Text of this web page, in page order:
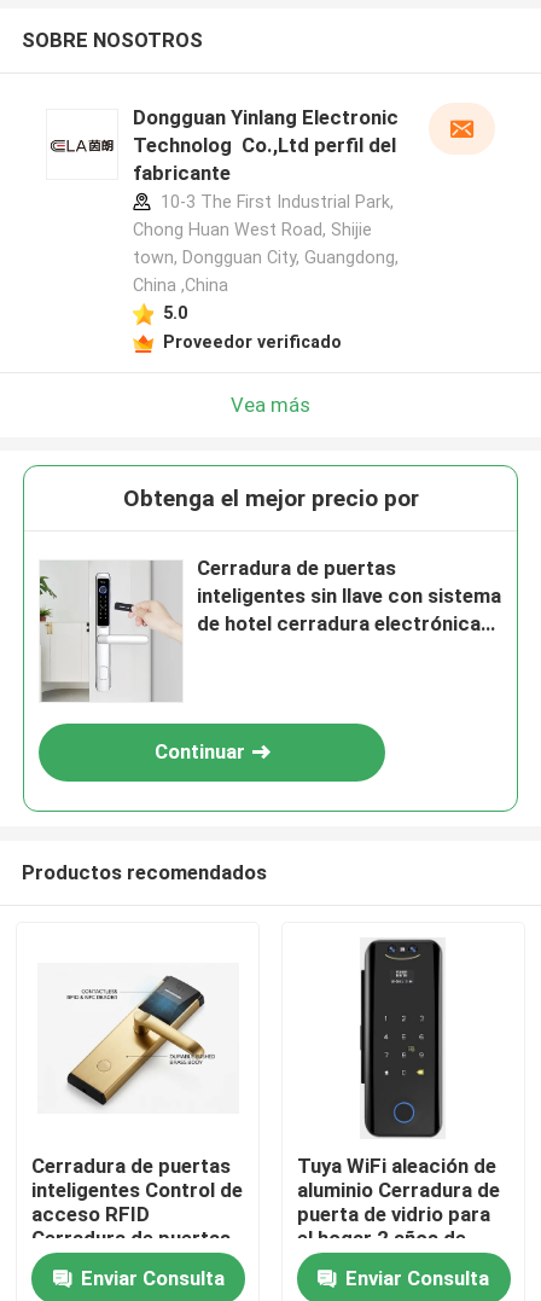
En casa
Productos
SOBRE NOSOTROS
Dongguan Yinlang Electronic
Technolog Co.,Ltd perfil del
fabricante
10-3 The First Industrial Park,
Chong Huan West Road, Shijie
town, Dongguan City, Guangdong,
China ,China
5.0
Proveedor verificado
Vea más
Obtenga el mejor precio por
Cerradura de puertas
inteligentes sin llave con sistema
de hotel cerradura electrónica
Continuar
Productos recomendados
Cerradura de puertas
inteligentes Control de
acceso RFID
Cerradura de puertas
de hoteles Cerradura
electrónicaEnviar Consulta
Tuya WiFi aleación de
aluminio Cerradura de
puerta de vidrio para
el hogar 2 años de
garantía,E-186-3D
Enviar Consulta